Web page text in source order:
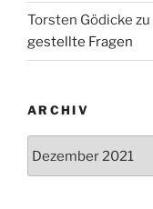
Torsten Gödicke zu
gestellte Fragen
ARCHIV